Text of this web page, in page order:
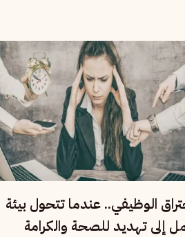
الوظيفي.. عندما تتحول بيئة
إلى تهديد للصحة والكرامة